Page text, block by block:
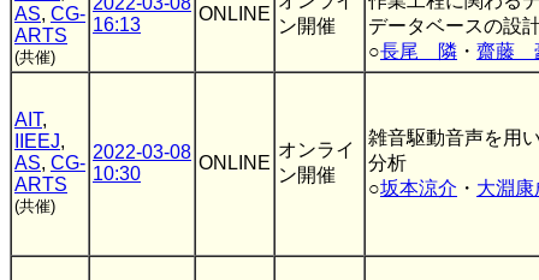
AS, CG-
ARTS
(共催)
16:13
ONLINE
ン開催
データベースの設
○長尾 隣 ・ 齋藤
AIT,
IIEEJ,
AS, CG-
ARTS
(共催)
2022-03-08
10:30
ONLINE
オンライ
ン開催
雑音駆動音声を用
分析
○坂本涼介 ・ 大淵康